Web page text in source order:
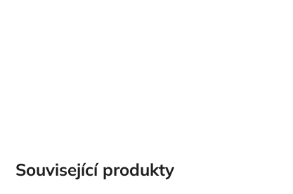
Související produkty